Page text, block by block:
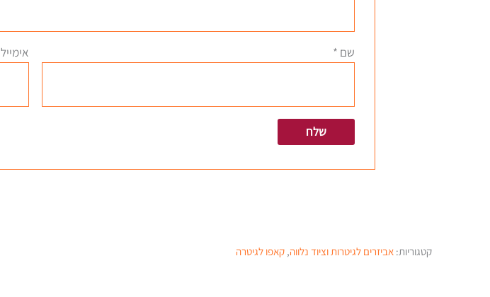
שם * אימייל
קטגוריות: אביזרים לגיטרות וציוד נלווה, קאפו לגיטרה